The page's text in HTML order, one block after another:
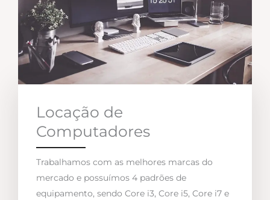
Locação de
Computadores
Trabalhamos com as melhores marcas do
mercado e possuímos 4 padrões de
equipamento, sendo Core i3, Core i5, Core i7 e